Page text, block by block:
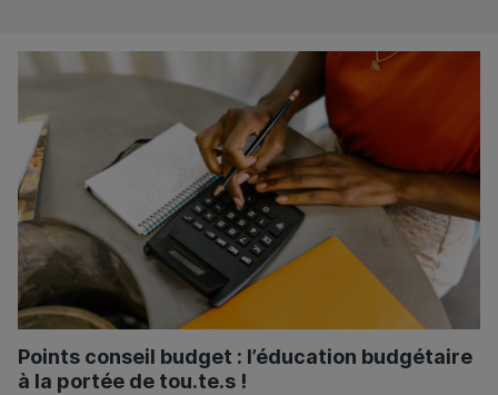
Points conseil budget : l’éducation budgétaire
à la portée de tou.te.s !